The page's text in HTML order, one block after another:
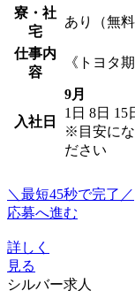
寮・社
宅
あり（無料
仕事内
容
《トヨタ
入社日
9月
1日 8日 15
※目安にな
ださい
＼最短45秒で完了／
応募へ進む
詳しく
見る
シルバー求人